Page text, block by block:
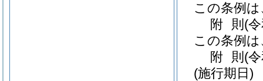
この条例
附 則 (
この条例
附 則 (
(施行期日)